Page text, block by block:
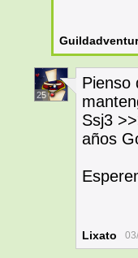
25
Pienso
Ssj3
años
Lixato